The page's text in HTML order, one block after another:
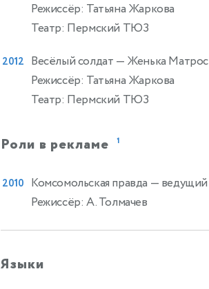
Режиссёр: Татьяна Жаркова
Театр: Пермский ТЮЗ
2012 Весёлый солдат — Женька Матрос
Режиссёр: Татьяна Жаркова
Театр: Пермский ТЮЗ
Роли в рекламе 1
2010 Комсомольская правда — ведущий
Режиссёр: А. Толмачев
Языки